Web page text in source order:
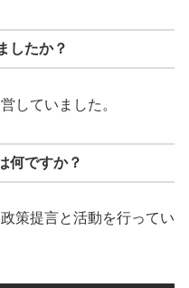
したか？
していました。
何ですか？
策提言と活動を行ってい